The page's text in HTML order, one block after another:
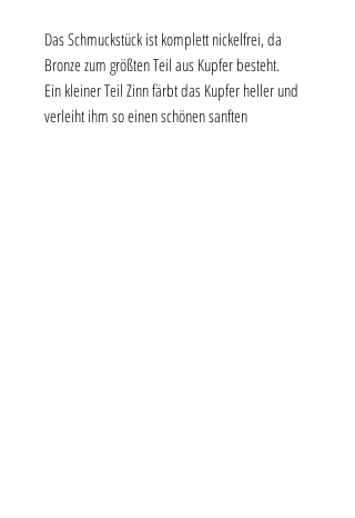
Das Schmuckstück ist komplett nickelfrei, da
Bronze zum größten Teil aus Kupfer besteht.
Ein kleiner Teil Zinn färbt das Kupfer heller und
verleiht ihm so einen schönen sanften